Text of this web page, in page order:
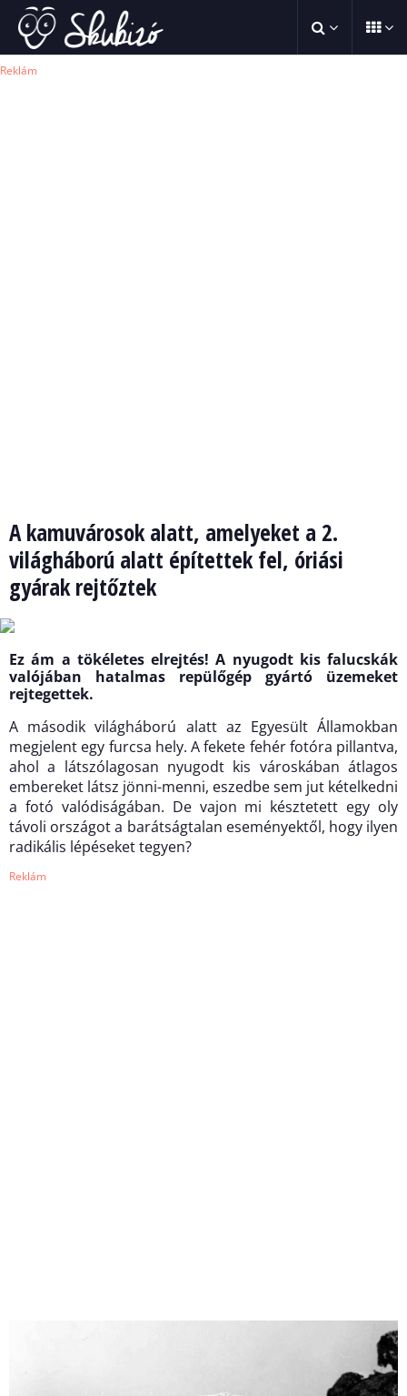
Reklám
A kamuvárosok alatt, amelyeket a 2.
világháború alatt építettek fel, óriási
gyárak rejtőztek
Ez ám a tökéletes elrejtés! A nyugodt kis falucskák
valójában hatalmas repülőgép gyártó üzemeket
rejtegettek.
A második világháború alatt az Egyesült Államokban
megjelent egy furcsa hely. A fekete fehér fotóra pillantva,
ahol a látszólagosan nyugodt kis városkában átlagos
embereket látsz jönni-menni, eszedbe sem jut kételkedni
a fotó valódiságában. De vajon mi késztetett egy oly
távoli országot a barátságtalan eseményektől, hogy ilyen
radikális lépéseket tegyen?
Reklám